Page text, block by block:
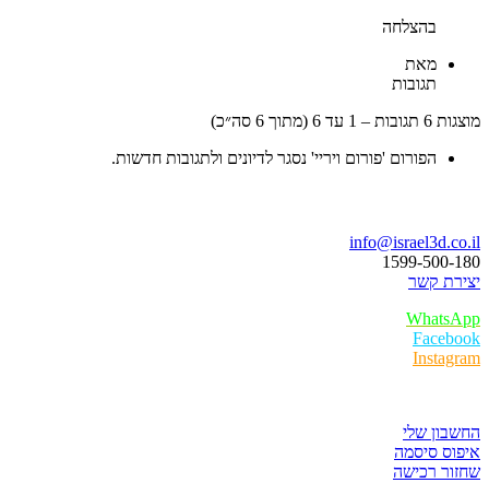
בהצלחה
מאת
תגובות
6 (מתוך 6 סה״כ)
הפורום 'פורום ויריי' נסגר לדיונים ולתגובות חדשות.
1599-
קשר
שלי
סיסמה
רכישה